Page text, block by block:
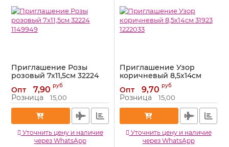
Приглашение Розы
розовый 7х11,5см 32224
Артикул: 32224
Опт 7,90 руб
Розница 15,00
Уточнить цену и наличие
через WhatsApp
Приглашение Узор
коричневый 8,5х14см
31923 1222033
Артикул: 31923
Опт 9,70 руб
Розница 15,00
Уточнить цену и наличие
через WhatsApp